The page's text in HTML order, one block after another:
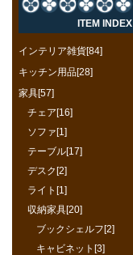
ITEM INDEX
インテリア雑貨[84]
キッチン用品[28]
家具[57]
チェア[16]
ソファ[1]
テーブル[17]
デスク[2]
ライト[1]
収納家具[20]
ブックシェルフ[2]
キャビネット[3]